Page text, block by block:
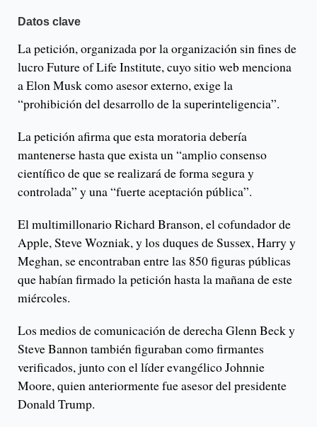
Datos clave
La petición, organizada por la organización sin fines de
lucro Future of Life Institute, cuyo sitio web menciona
a Elon Musk como asesor externo, exige la
“prohibición del desarrollo de la superinteligencia”.
La petición afirma que esta moratoria debería
mantenerse hasta que exista un “amplio consenso
científico de que se realizará de forma segura y
controlada” y una “fuerte aceptación pública”.
El multimillonario Richard Branson, el cofundador de
Apple, Steve Wozniak, y los duques de Sussex, Harry y
Meghan, se encontraban entre las 850 figuras públicas
que habían firmado la petición hasta la mañana de este
miércoles.
Los medios de comunicación de derecha Glenn Beck y
Steve Bannon también figuraban como firmantes
verificados, junto con el líder evangélico Johnnie
Moore, quien anteriormente fue asesor del presidente
Donald Trump.